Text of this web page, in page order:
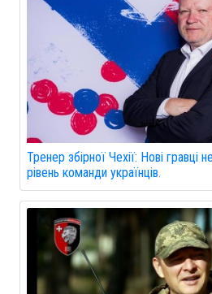
Тренер збірної Чехії: Нові гравці
рівень команди українців.